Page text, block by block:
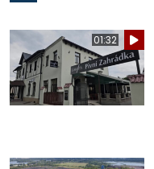
01:32